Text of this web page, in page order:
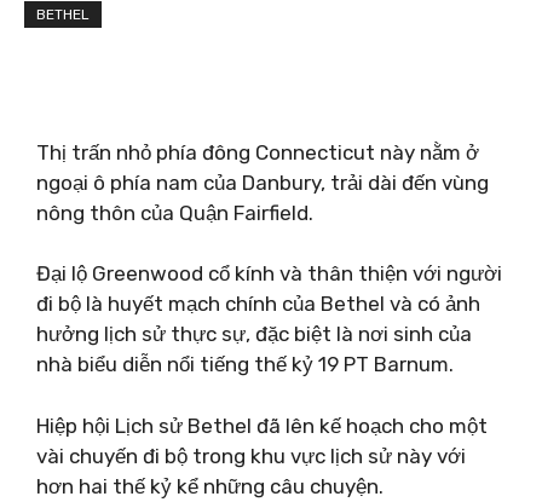
BETHEL
Thị trấn nhỏ phía đông Connecticut này nằm ở
ngoại ô phía nam của Danbury, trải dài đến vùng
nông thôn của Quận Fairfield.
Đại lộ Greenwood cổ kính và thân thiện với người
đi bộ là huyết mạch chính của Bethel và có ảnh
hưởng lịch sử thực sự, đặc biệt là nơi sinh của
nhà biểu diễn nổi tiếng thế kỷ 19 PT Barnum.
Hiệp hội Lịch sử Bethel đã lên kế hoạch cho một
vài chuyến đi bộ trong khu vực lịch sử này với
hơn hai thế kỷ kể những câu chuyện.